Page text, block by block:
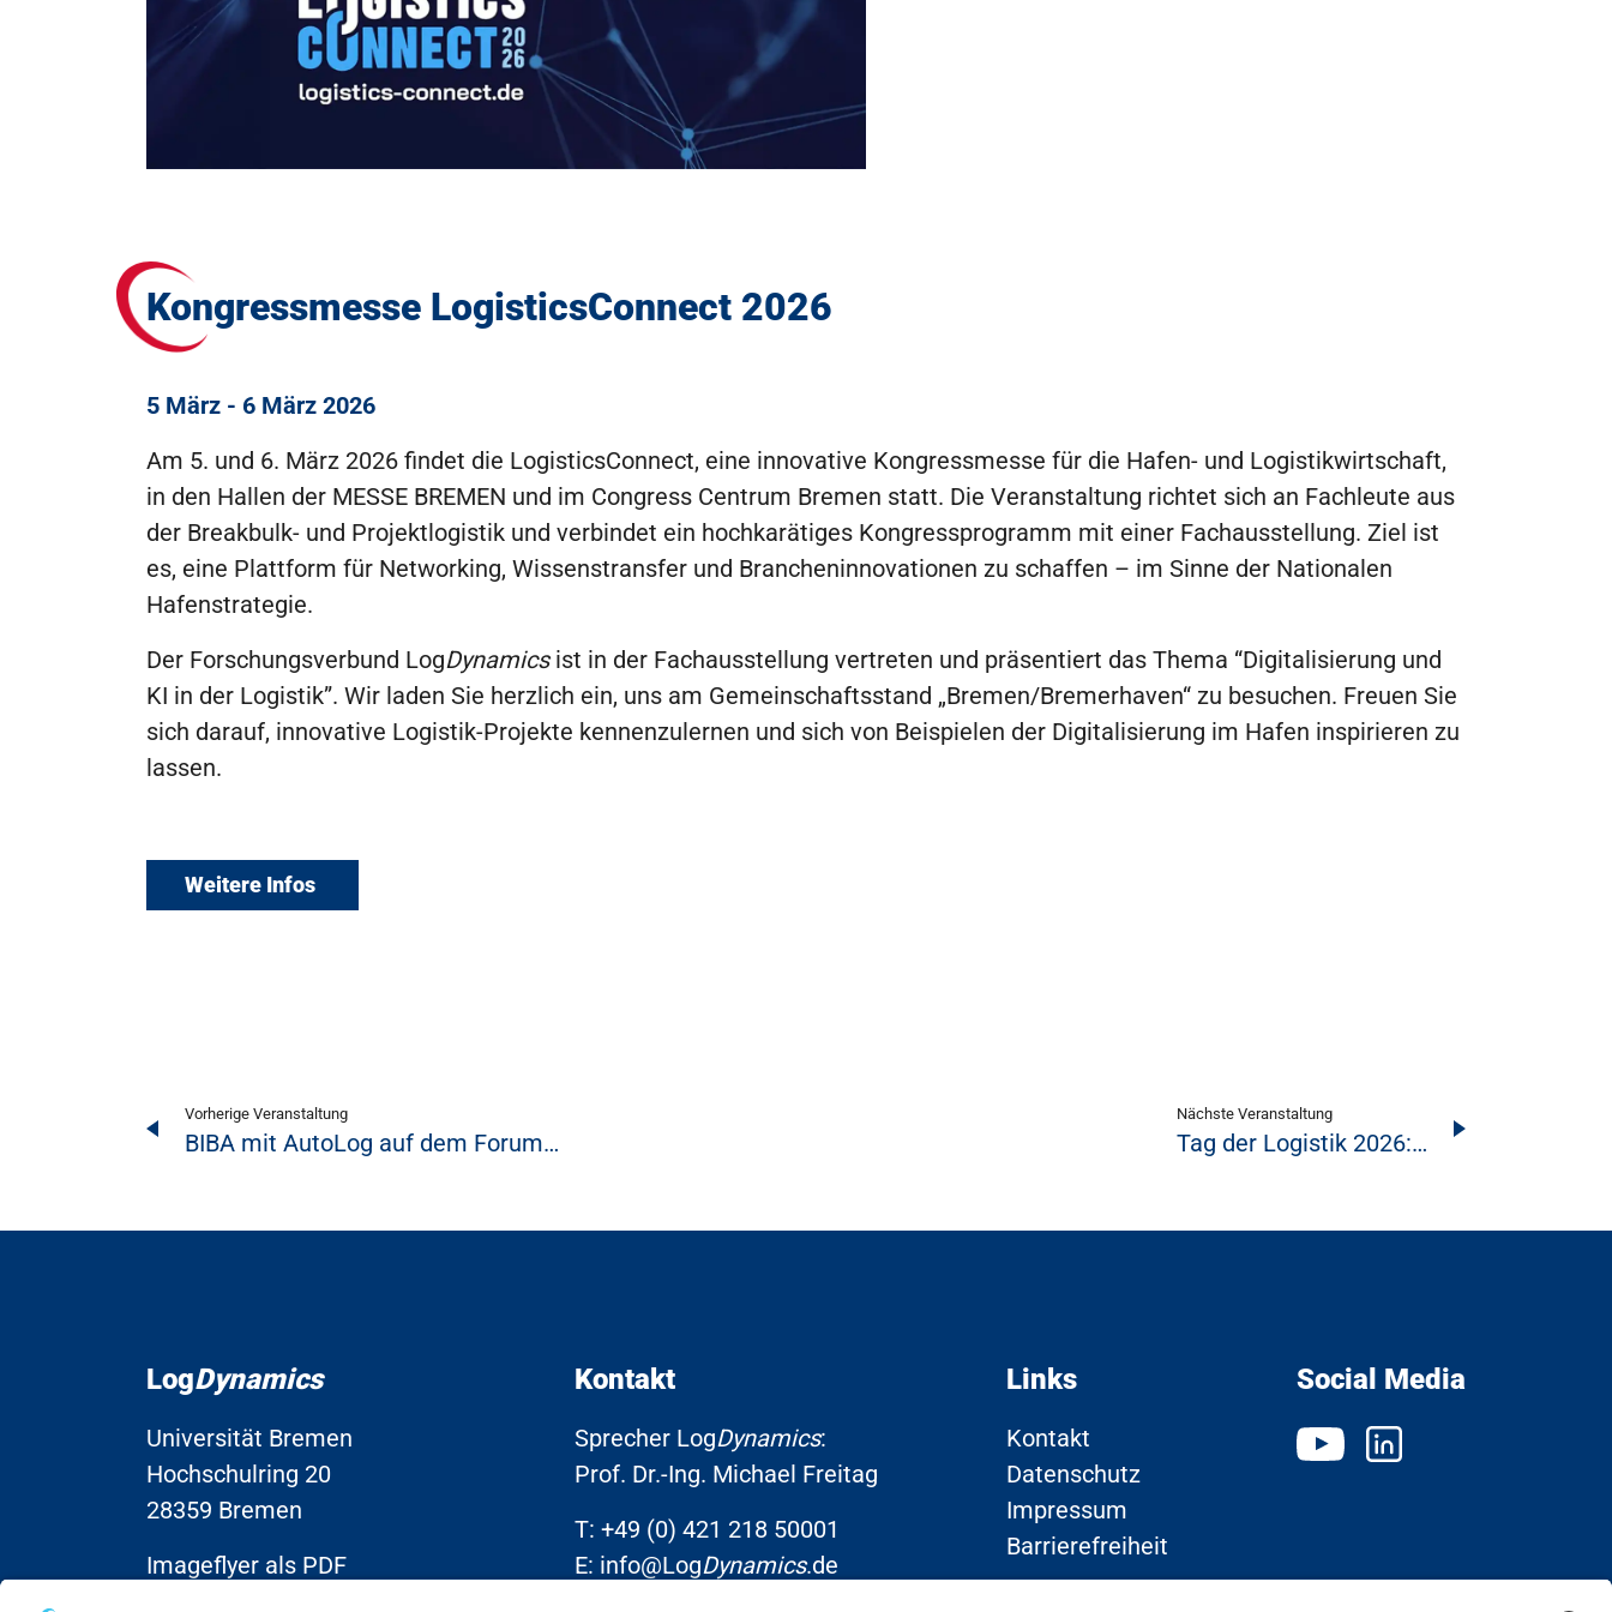
Kongressmesse LogisticsConnect 2026
5 März - 6 März 2026
Am 5. und 6. März 2026 findet die LogisticsConnect, eine innovative Kongressmesse für die Hafen- und Logistikwirtschaft,
in den Hallen der MESSE BREMEN und im Congress Centrum Bremen statt. Die Veranstaltung richtet sich an Fachleute aus
der Breakbulk- und Projektlogistik und verbindet ein hochkarätiges Kongressprogramm mit einer Fachausstellung. Ziel ist
es, eine Plattform für Networking, Wissenstransfer und Brancheninnovationen zu schaffen – im Sinne der Nationalen
Hafenstrategie.
Der Forschungsverbund LogDynamicsist in der Fachausstellung vertreten und präsentiert das Thema “Digitalisierung und
KI in der Logistik”. Wir laden Sie herzlich ein, uns am Gemeinschaftsstand „Bremen/Bremerhaven“ zu besuchen. Freuen Sie
sich darauf, innovative Logistik-Projekte kennenzulernen und sich von Beispielen der Digitalisierung im Hafen inspirieren zu
lassen.
Weitere Infos
Vorherige Veranstaltung
BIBA mit AutoLog auf dem Forum…
Nächste Veranstaltung
Tag der Logistik 2026:…
LogDynamics
Universität Bremen
Hochschulring 20
28359 Bremen
Imageflyer als PDF
Kontakt
Sprecher LogDynamics:
Prof. Dr.-Ing. Michael Freitag
T: +49 (0) 421 218 50001
E: info@LogDynamics.de
Links
Kontakt
Datenschutz
Impressum
Barrierefreiheit
Social Media